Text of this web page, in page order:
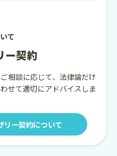
て
ー契約
相談に応じて、法律論だけ
せて適切にアドバイスしま
リー契約について